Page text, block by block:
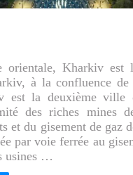
orientale, Kharkiv est
à la confluence
est la deuxième ville
des riches mines
et du gisement de gaz
par voie ferrée au
usines …